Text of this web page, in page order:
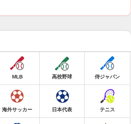
MLB 高校野球 侍ジャパン
海外サッカー 日本代表 テニス